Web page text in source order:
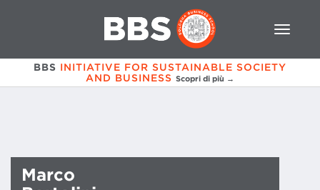
BBS INITIATIVE FOR SUSTAINABLE SOCIETY
AND BUSINESS Scopri di più →
Marco